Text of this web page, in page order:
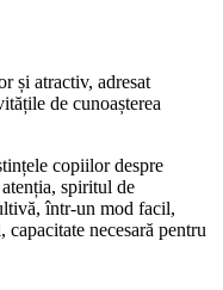
și atractiv, adresat
de cunoașterea
copiilor despre
spiritul de
într-un mod facil,
necesară pentru